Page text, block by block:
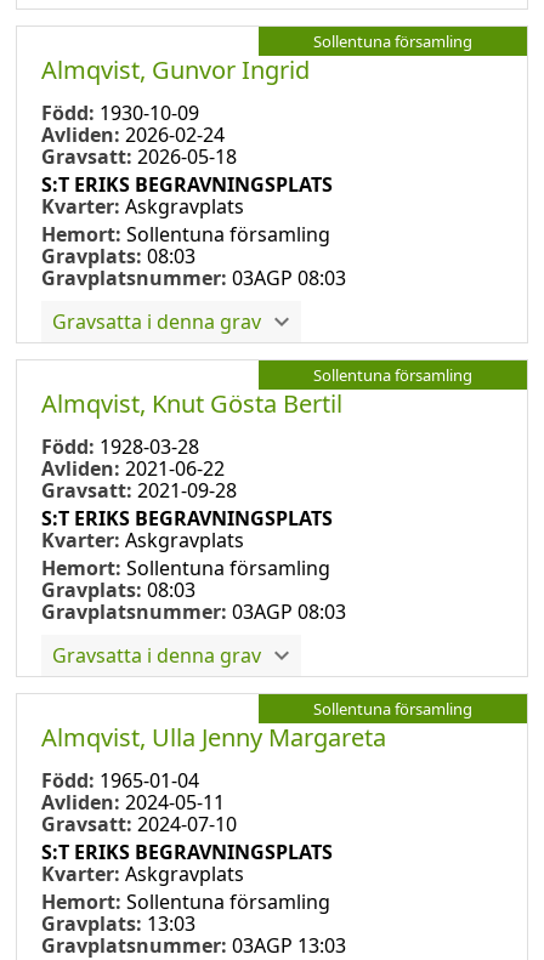
Sollentuna församling
Almqvist, Gunvor Ingrid
Född: 1930-10-09
Avliden: 2026-02-24
Gravsatt: 2026-05-18
S:T ERIKS BEGRAVNINGSPLATS
Kvarter: Askgravplats
Hemort: Sollentuna församling
Gravplats: 08:03
Gravplatsnummer: 03AGP 08:03
Gravsatta i denna grav
Sollentuna församling
Almqvist, Knut Gösta Bertil
Född: 1928-03-28
Avliden: 2021-06-22
Gravsatt: 2021-09-28
S:T ERIKS BEGRAVNINGSPLATS
Kvarter: Askgravplats
Hemort: Sollentuna församling
Gravplats: 08:03
Gravplatsnummer: 03AGP 08:03
Gravsatta i denna grav
Sollentuna församling
Almqvist, Ulla Jenny Margareta
Född: 1965-01-04
Avliden: 2024-05-11
Gravsatt: 2024-07-10
S:T ERIKS BEGRAVNINGSPLATS
Kvarter: Askgravplats
Hemort: Sollentuna församling
Gravplats: 13:03
Gravplatsnummer: 03AGP 13:03